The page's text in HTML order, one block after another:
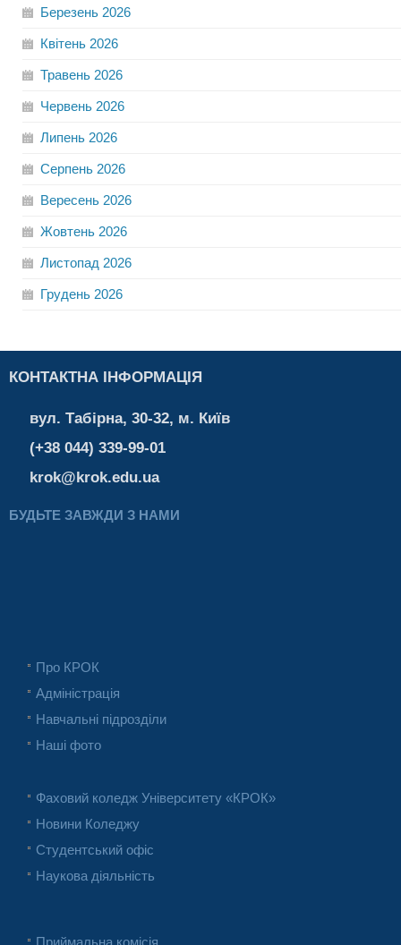
Березень 2026
Квітень 2026
Травень 2026
Червень 2026
Липень 2026
Серпень 2026
Вересень 2026
Жовтень 2026
Листопад 2026
Грудень 2026
КОНТАКТНА ІНФОРМАЦІЯ
вул. Табірна, 30-32, м. Київ
(+38 044) 339-99-01
krok@krok.edu.ua
БУДЬТЕ ЗАВЖДИ З НАМИ
Про КРОК
Адміністрація
Навчальні підрозділи
Наші фото
Фаховий коледж Університету «КРОК»
Новини Коледжу
Студентський офіс
Наукова діяльність
Приймальна комісія